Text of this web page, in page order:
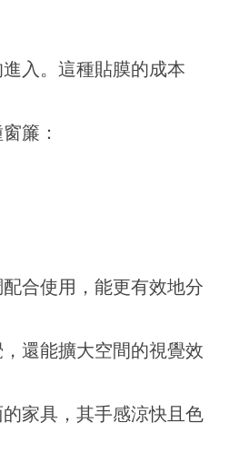
入。這種貼膜的成本
簾：
合使用，能更有效地分
還能擴大空間的視覺效
家具，其手感涼快且色